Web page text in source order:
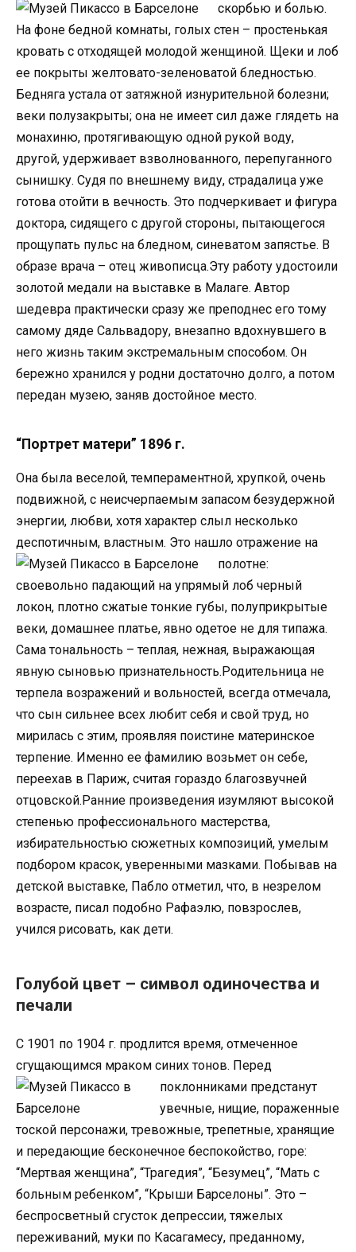
скорбью и болью.
На фоне бедной комнаты, голых стен – простенькая
кровать с отходящей молодой женщиной. Щеки и лоб
ее покрыты желтовато-зеленоватой бледностью.
Бедняга устала от затяжной изнурительной болезни;
веки полузакрыты; она не имеет сил даже глядеть на
монахиню, протягивающую одной рукой воду,
другой, удерживает взволнованного, перепуганного
сынишку. Судя по внешнему виду, страдалица уже
готова отойти в вечность. Это подчеркивает и фигура
доктора, сидящего с другой стороны, пытающегося
прощупать пульс на бледном, синеватом запястье. В
образе врача – отец живописца.Эту работу удостоили
золотой медали на выставке в Малаге. Автор
шедевра практически сразу же преподнес его тому
самому дяде Сальвадору, внезапно вдохнувшего в
него жизнь таким экстремальным способом. Он
бережно хранился у родни достаточно долго, а потом
передан музею, заняв достойное место.
“Портрет матери” 1896 г.
Она была веселой, темпераментной, хрупкой, очень
подвижной, с неисчерпаемым запасом безудержной
энергии, любви, хотя характер слыл несколько
деспотичным, властным. Это нашло отражение на
полотне:
своевольно падающий на упрямый лоб черный
локон, плотно сжатые тонкие губы, полуприкрытые
веки, домашнее платье, явно одетое не для типажа.
Сама тональность – теплая, нежная, выражающая
явную сыновью признательность.Родительница не
терпела возражений и вольностей, всегда отмечала,
что сын сильнее всех любит себя и свой труд, но
мирилась с этим, проявляя поистине материнское
терпение. Именно ее фамилию возьмет он себе,
переехав в Париж, считая гораздо благозвучней
отцовской.Ранние произведения изумляют высокой
степенью профессионального мастерства,
избирательностью сюжетных композиций, умелым
подбором красок, уверенными мазками. Побывав на
детской выставке, Пабло отметил, что, в незрелом
возрасте, писал подобно Рафаэлю, повзрослев,
учился рисовать, как дети.
Голубой цвет – символ одиночества и
печали
С 1901 по 1904 г. продлится время, отмеченное
сгущающимся мраком синих тонов. Перед
поклонниками предстанут
увечные, нищие, пораженные
тоской персонажи, тревожные, трепетные, хранящие
и передающие бесконечное беспокойство, горе:
“Мертвая женщина”, “Трагедия”, “Безумец”, “Мать с
больным ребенком”, “Крыши Барселоны”. Это –
беспросветный сгусток депрессии, тяжелых
переживаний, муки по Касагамесу, преданному,